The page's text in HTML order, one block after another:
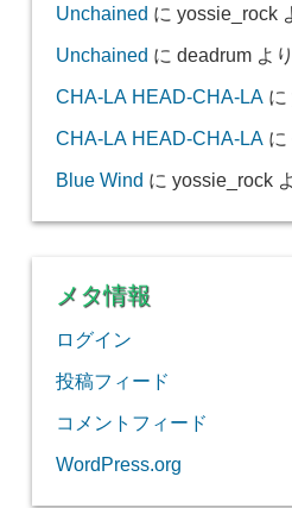
Unchained に yossie_rock
Unchained に deadrumより
CHA-LA HEAD-CHA-LAに
CHA-LA HEAD-CHA-LAに
Blue Wind に yossie_rock
メタ情報
ログイン
投稿フィード
コメントフィード
WordPress.org